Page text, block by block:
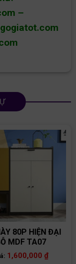
–
80P HIỆN ĐẠI
MDF TA07
1,600,000 ₫